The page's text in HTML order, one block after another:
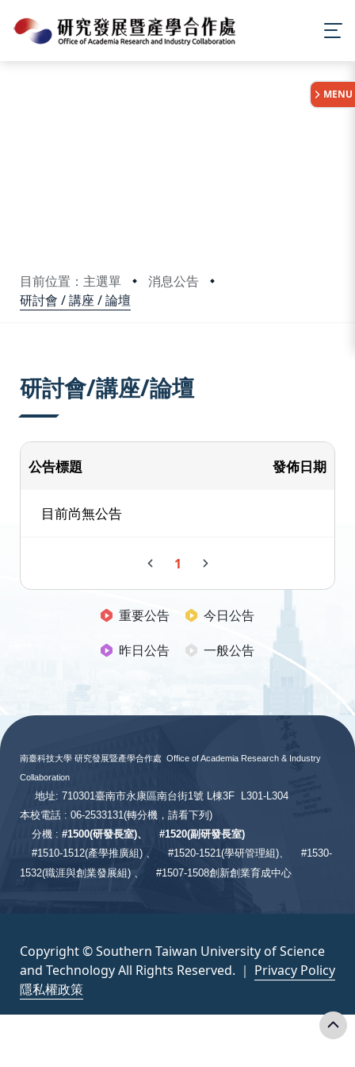
目前位置：主選單
消息公告
研討會 / 講座 / 論壇
MENU
研討會/講座/論壇
公告標題 發佈日期
目前尚無公告
1
重要公告
今日公告
昨日公告
一般公告
南臺科技大學 研究發展暨產學合作處 Office of Academia Research & Industry
Collaboration
地址: 710301臺南市永康區南台街1號 L棟3F L301-L304
本校電話 : 06-2533131(轉分機，請看下列)
分機 : #1500(研發長室)、 #1520(副研發長室)
#1510-1512(產學推廣組) 、 #1520-1521(學研管理組)、
#1530-
1532(職涯與創業發展組) 、
#1507-1508創新創業育成中心
Copyright © Southern Taiwan University of Science
and Technology All Rights Reserved. ｜ Privacy Policy
隱私權政策